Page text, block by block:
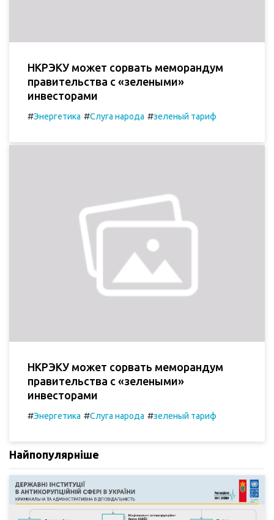
НКРЭКУ может сорвать меморандум
правительства с «зелеными»
инвесторами
#Энергетика #Слуга народа #зеленый тариф
НКРЭКУ может сорвать меморандум
правительства с «зелеными»
инвесторами
#Энергетика #Слуга народа #зеленый тариф
Найпопулярніше